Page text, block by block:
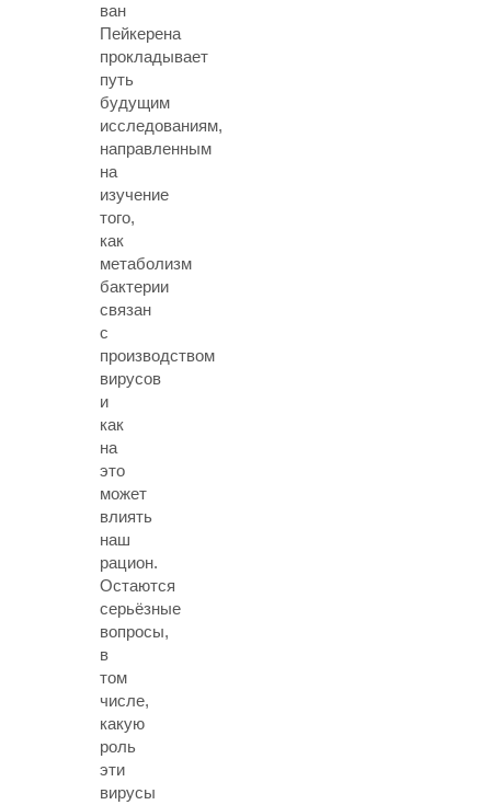
ван
Пейкерена
прокладывает
путь
будущим
исследованиям,
направленным
на
изучение
того,
как
метаболизм
бактерии
связан
с
производством
вирусов
и
как
на
это
может
влиять
наш
рацион.
Остаются
серьёзные
вопросы,
в
том
числе,
какую
роль
эти
вирусы